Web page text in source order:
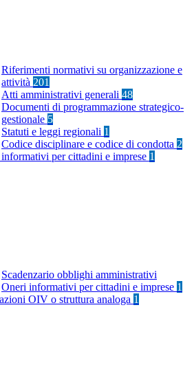
Riferimenti normativi su organizzazione e
attività 201
Atti amministrativi generali 48
Documenti di programmazione strategico-
gestionale 5
Statuti e leggi regionali 1
Codice disciplinare e codice di condotta 2
per cittadini e imprese 1
Scadenzario obblighi amministrativi
Oneri informativi per cittadini e imprese 1
OIV o struttura analoga 1